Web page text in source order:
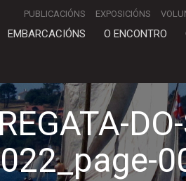
PUBLICACIÓNS EXPOSICIÓNS
EMBARCACIÓNS O ENCONTRO